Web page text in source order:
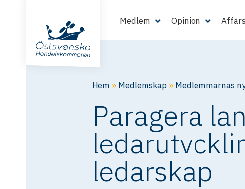
Medlem Opinion
Hem » Medlemskap » Medlemmarnas
Paragera
ledarskap